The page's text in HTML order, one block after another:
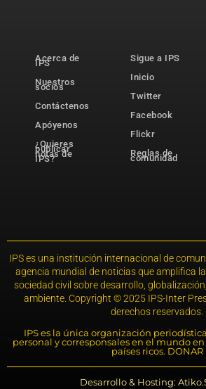
Acerca de
IPS
Nuestros
socios
Contáctenos
Apóyenos
¿Quieres
publicar
notas de
IPS?
Sigue a IPS
Inicio
Twitter
Facebook
Flickr
Reglas de
comunidad
IPS es una institución internacional de
agencia mundial de noticias que amplifica
sociedad civil sobre desarrollo,
ambiente. Copyright © 2025 IPS-Inter
derechos reservados.
IPS es la única organización
personal y corresponsales en el mundo
países ricos. DONAR
Desarrollo & Hosting: